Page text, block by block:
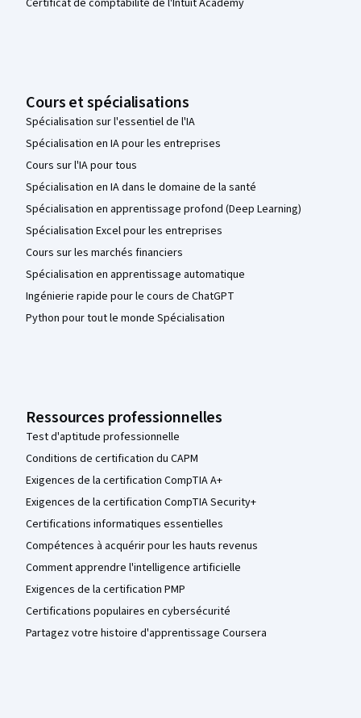
Certificat de comptabilité de l'Intuit Academy
Cours et spécialisations
Spécialisation sur l'essentiel de l'IA
Spécialisation en IA pour les entreprises
Cours sur l'IA pour tous
Spécialisation en IA dans le domaine de la santé
Spécialisation en apprentissage profond (Deep Learning)
Spécialisation Excel pour les entreprises
Cours sur les marchés financiers
Spécialisation en apprentissage automatique
Ingénierie rapide pour le cours de ChatGPT
Python pour tout le monde Spécialisation
Ressources professionnelles
Test d'aptitude professionnelle
Conditions de certification du CAPM
Exigences de la certification CompTIA A+
Exigences de la certification CompTIA Security+
Certifications informatiques essentielles
Compétences à acquérir pour les hauts revenus
Comment apprendre l'intelligence artificielle
Exigences de la certification PMP
Certifications populaires en cybersécurité
Partagez votre histoire d'apprentissage Coursera